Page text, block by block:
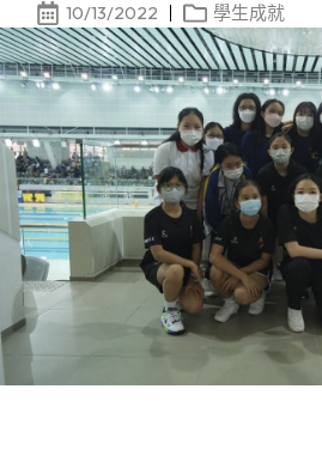
10/13/2022 學生成就